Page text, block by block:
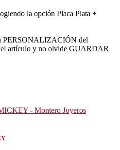
la opción Placa Plata +
PERSONALIZACIÓN del
artículo y no olvide GUARDAR